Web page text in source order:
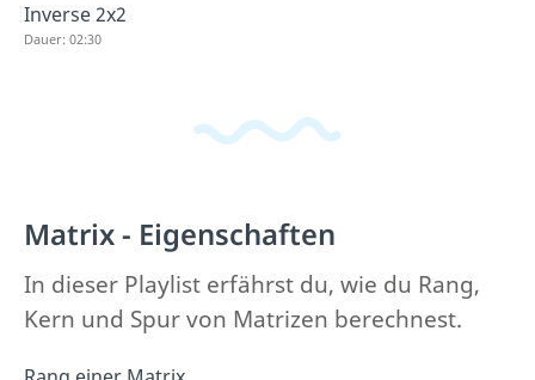
Inverse 2x2
Dauer: 02:30
Matrix - Eigenschaften
In dieser Playlist erfährst du, wie du Rang,
Kern und Spur von Matrizen berechnest.